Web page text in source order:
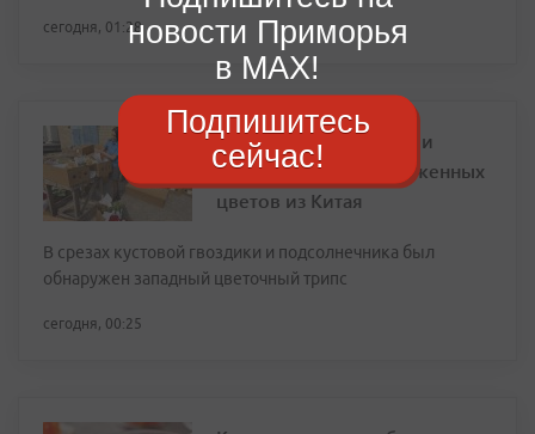
сегодня, 01:28
В Приморье не пустили
крупную партию зараженных
цветов из Китая
В срезах кустовой гвоздики и подсолнечника был
обнаружен западный цветочный трипс
сегодня, 00:25
новости Приморья
в MAX!
Подпишитесь
сейчас!